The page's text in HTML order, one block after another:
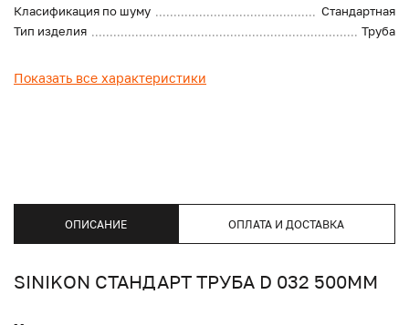
Класификация по шуму
Стандартная
Тип изделия
Труба
Показать все характеристики
ОПИСАНИЕ ОПЛАТА И ДОСТАВКА
SINIKON СТАНДАРТ ТРУБА D 032 500ММ